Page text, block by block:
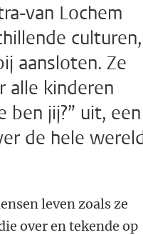
van Lochem
culturen,
aansloten. Ze
alle kinderen
ben jij?” uit, een
de hele
leven zoals ze
over en tekende op